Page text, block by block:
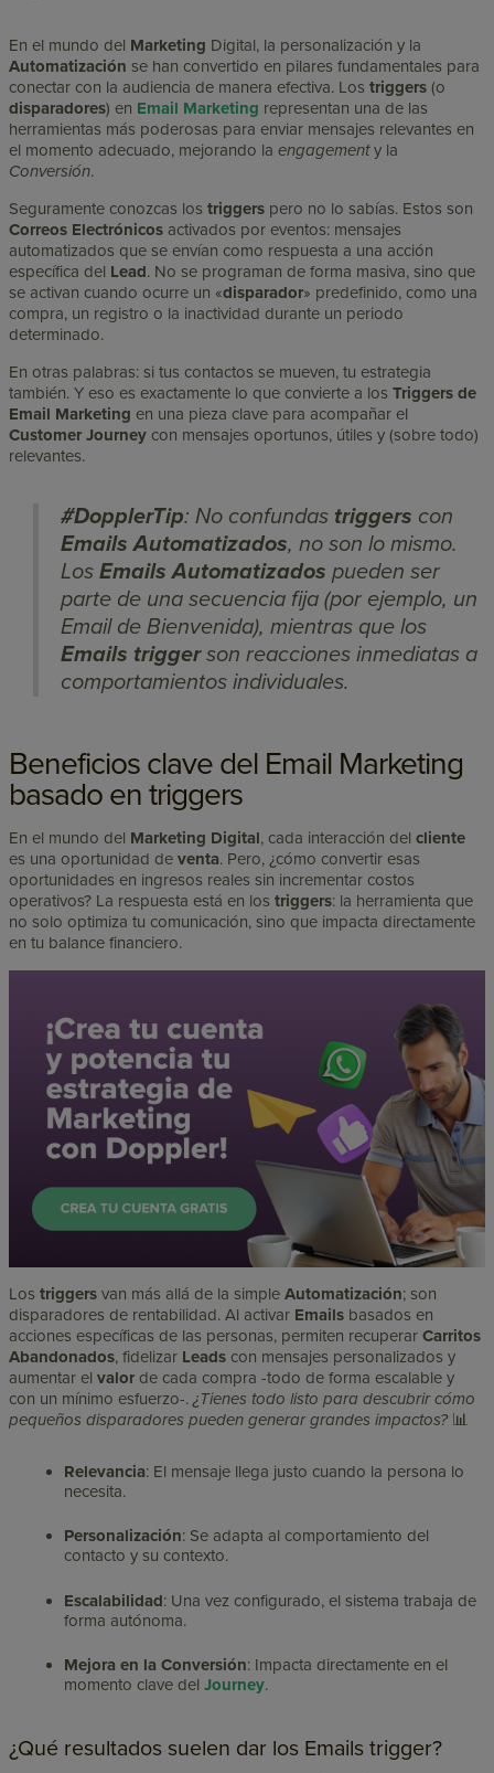
En el mundo del Marketing Digital, la personalización y la
Automatización se han convertido en pilares fundamentales para
conectar con la audiencia de manera efectiva. Lostriggers (o
disparadores) en Email Marketing representan una de las
herramientas más poderosas para enviar mensajes relevantes en
el momento adecuado, mejorando laengagementy la
Conversión.
Seguramente conozcas lostriggers pero no lo sabías. Estos son
Correos Electrónicos activados por eventos: mensajes
automatizados que se envían como respuesta a una acción
específica del Lead. No se programan de forma masiva, sino que
se activan cuando ocurre un «disparador» predefinido, como una
compra, un registro o la inactividad durante un periodo
determinado.
En otras palabras: si tus contactos se mueven, tu estrategia
también. Y eso es exactamente lo que convierte a losTriggers de
Email Marketing en una pieza clave para acompañar el
Customer Journey con mensajes oportunos, útiles y (sobre todo)
relevantes.
#DopplerTip: No confundas triggers con
Emails Automatizados, no son lo mismo.
LosEmails Automatizados pueden ser
parte de una secuencia fija (por ejemplo, un
Email de Bienvenida), mientras que los
Emails triggerson reacciones inmediatas a
comportamientos individuales.
Beneficios clave del Email Marketing
basado en triggers
En el mundo del Marketing Digital, cada interacción delcliente
es una oportunidad deventa. Pero, ¿cómo convertir esas
oportunidades en ingresos reales sin incrementar costos
operativos? La respuesta está en lostriggers: la herramienta que
no solo optimiza tu comunicación, sino que impacta directamente
en tu balance financiero.
Lostriggers van más allá de la simpleAutomatización; son
disparadores de rentabilidad. Al activar Emails basados en
acciones específicas de las personas, permiten recuperarCarritos
Abandonados, fidelizar Leads con mensajes personalizados y
aumentar elvalor de cada compra -todo de forma escalable y
con un mínimo esfuerzo-.¿Tienes todo listo para descubrir cómo
pequeños disparadores pueden generar grandes impactos?📊
Relevancia: El mensaje llega justo cuando la persona lo
necesita.
Personalización: Se adapta al comportamiento del
contacto y su contexto.
Escalabilidad: Una vez configurado, el sistema trabaja de
forma autónoma.
Mejora en la Conversión: Impacta directamente en el
momento clave delJourney.
¿Qué resultados suelen dar los Emails trigger?